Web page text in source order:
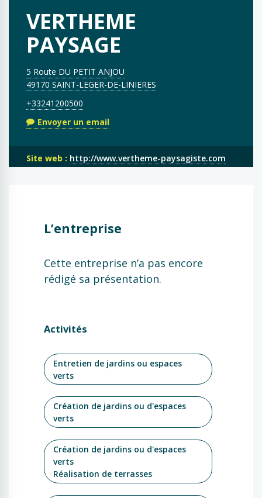
VERTHEME
PAYSAGE
5 Route DU PETIT ANJOU
49170 SAINT-LEGER-DE-LINIERES
+33241200500
Envoyer un email
Site web : http://www.vertheme-paysagiste.com
L’entreprise
Cette entreprise n’a pas encore
rédigé sa présentation.
Activités
Entretien de jardins ou espaces
verts
Création de jardins ou d'espaces
verts
Création de jardins ou d'espaces
verts
Réalisation de terrasses